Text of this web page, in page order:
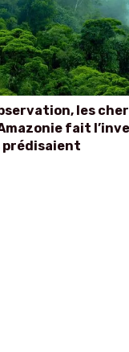
les
fait
prédisaient